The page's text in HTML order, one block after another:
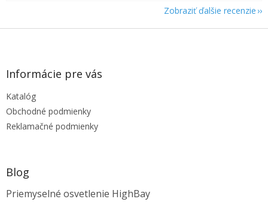
Zobraziť ďalšie recenzie
Z
Informácie pre vás
Katalóg
Obchodné podmienky
Reklamačné podmienky
Blog
Priemyselné osvetlenie HighBay